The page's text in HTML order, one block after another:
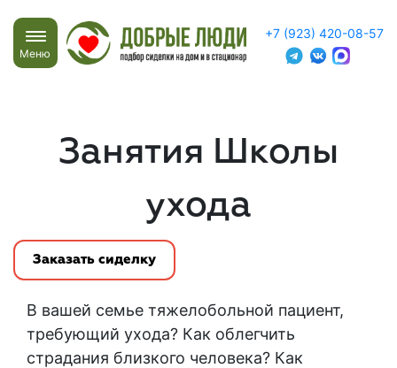
Меню
+7 (923) 420-08-57
Занятия Школы
ухода
Заказать сиделку
В вашей семье тяжелобольной пациент,
требующий ухода? Как облегчить
страдания близкого человека? Как